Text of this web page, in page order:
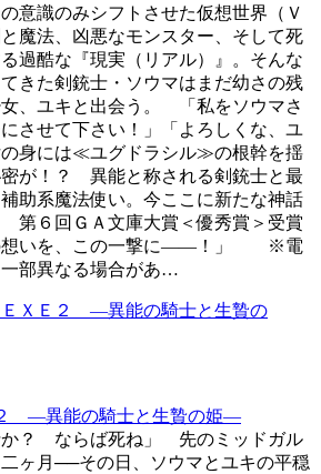
意識のみシフトさせた仮想世界（Ｖ
魔法、凶悪なモンスター、そして死
過酷な『現実（リアル）』。そんな
きた剣銃士・ソウマはまだ幼さの残
、ユキと出会う。 「私をソウマさ
させて下さい！」「よろしくな、ユ
身には≪ユグドラシル≫の根幹を揺
密が！？ 異能と称される剣銃士と最
助系魔法使い。今ここに新たな神話
第６回ＧＡ文庫大賞＜優秀賞＞受賞
想いを、この一撃に――！」 ※電
部異なる場合があ…
―異能の騎士と生贄の姫―
か？ ならば死ね」 先のミッドガル
ヶ月──その日、ソウマとユキの平穏